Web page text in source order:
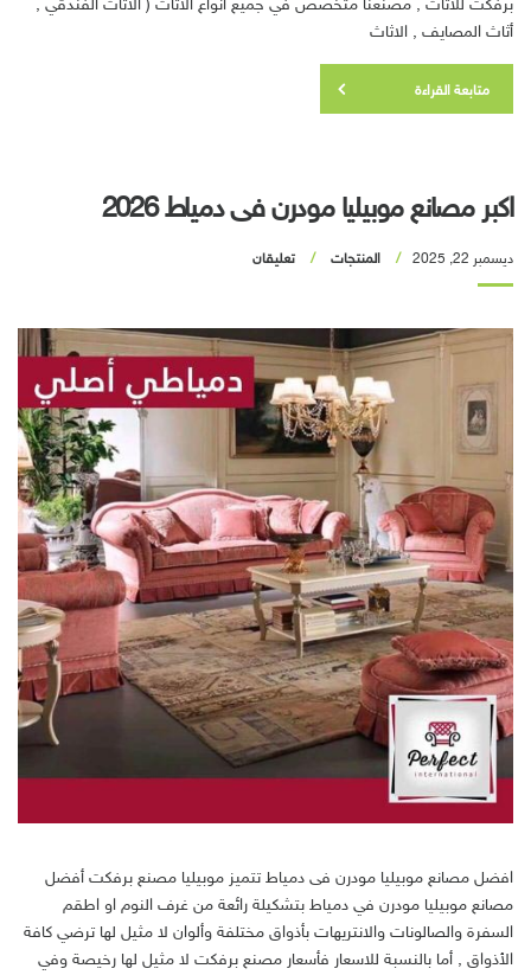
برفكت للاثاث , مصنعنا متخصص في جميع انواع الاثاث ( الاثاث الفندقي ,
أثاث المصايف , الاثاث
متابعة القراءة
اكبر مصانع موبيليا مودرن فى دمياط 2026
ديسمبر 22, 2025 المنتجات تعليقان
افضل مصانع موبيليا مودرن فى دمياط تتميز موبيليا مصنع برفكت أفضل
مصانع موبيليا مودرن في دمياط بتشكيلة رائعة من غرف النوم او اطقم
السفرة والصالونات والانتريهات بأذواق مختلفة وألوان لا مثيل لها ترضي كافة
الأذواق , أما بالنسبة للاسعار فأسعار مصنع برفكت لا مثيل لها رخيصة وفي